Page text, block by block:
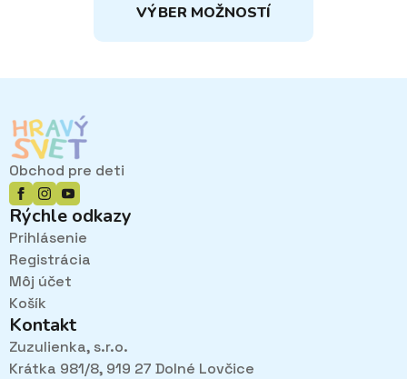
8,20€.
4,10€.
VÝBER MOŽNOSTÍ
produkt
má
variantov.
vybrať
stránke
Obchod pre deti
Rýchle odkazy
Prihlásenie
Registrácia
Môj účet
Košík
Kontakt
Zuzulienka, s.r.o.
Krátka 981/8, 919 27 Dolné Lovčice